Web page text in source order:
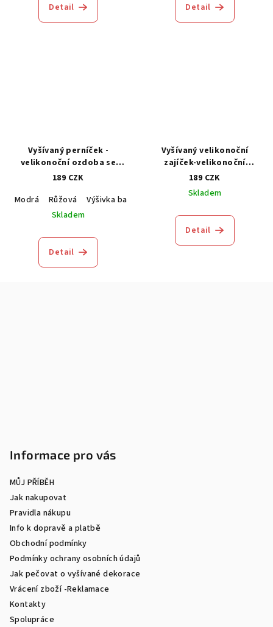
Detail Detail
Vyšívaný perníček -
velikonoční ozdoba se
jménem na přání -1kus
189 CZK
Modrá
Růžová Výšivka barva na vaše přání
Skladem
Detail
Vyšívaný velikonoční
zajíček-velikonoční
dekorace-1kus
189 CZK
Skladem
Detail
Informace pro vás
MŮJ PŘÍBĚH
Jak nakupovat
Pravidla nákupu
Info k dopravě a platbě
Obchodní podmínky
Podmínky ochrany osobních údajů
Jak pečovat o vyšívané dekorace
Vrácení zboží -Reklamace
Kontakty
Spolupráce